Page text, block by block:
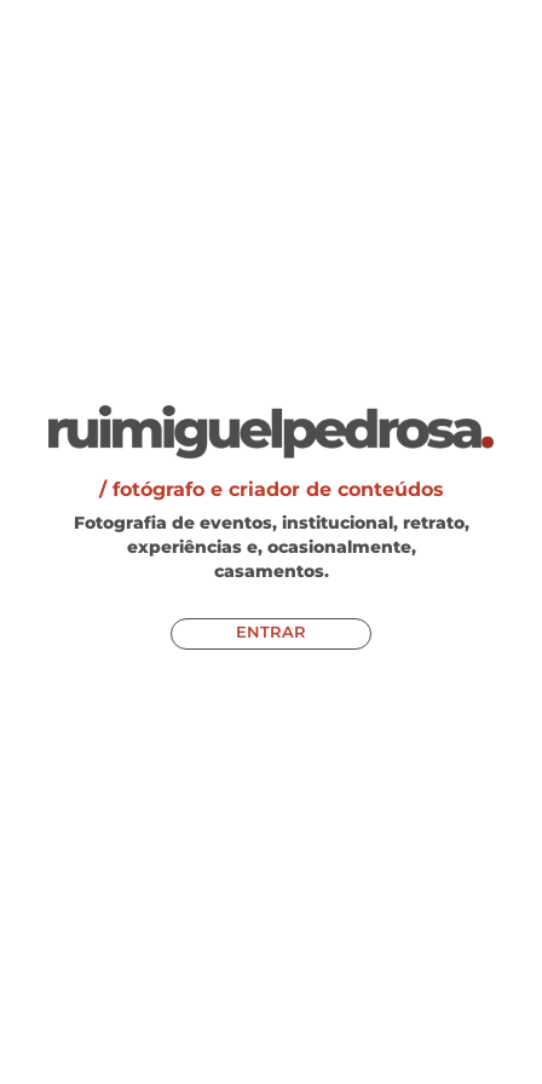
/ fotógrafo e criador de conteúdos
Fotografia de eventos, institucional, retrato,
experiências e, ocasionalmente,
casamentos.
ENTRAR